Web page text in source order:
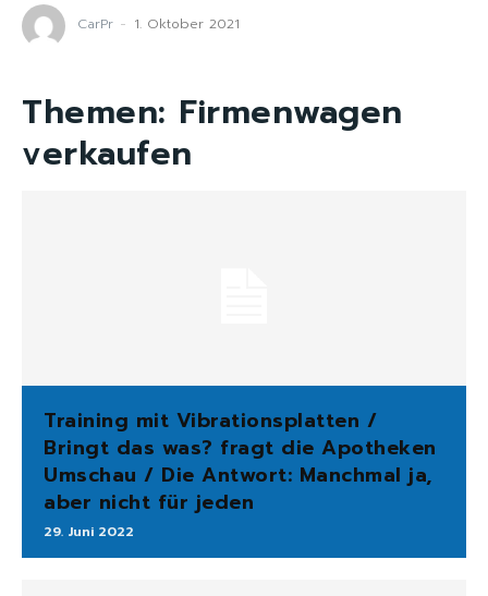
CarPr - 1. Oktober 2021
Themen: Firmenwagen
verkaufen
Training mit Vibrationsplatten /
Bringt das was? fragt die Apotheken
Umschau / Die Antwort: Manchmal ja,
aber nicht für jeden
29. Juni 2022